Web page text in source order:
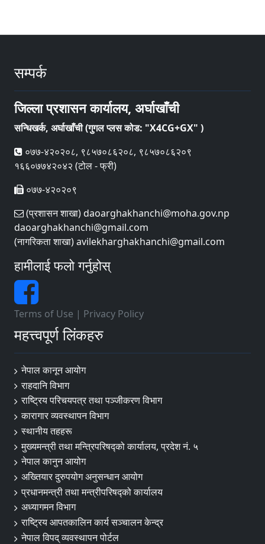
सम्पर्क
जिल्ला प्रशासन कार्यालय, अर्घाखाँची
सन्धिखर्क, अर्घाखाँची (गुगल प्लस कोड: "X4CG+GX" )
०७७-४२०२०८, ९८५७०८६२०८, ९८५७०८६२०९
१६६०७७४२०४२ (टोल - फ्री)
०७७-४२०२०९
(प्रशासन शाखा) daoarghakhanchi@moha.gov.np
daoarghakhanchi@gmail.com
(नागरिकता शाखा) avilekharghakhanchi@gmail.com
हामीलाई फलो गर्नुहोस्
Terms of Use | Privacy Policy
महत्त्वपूर्ण लिंकहरु
नेपाल कानून आयोग
राहदानि विभाग
राष्ट्रिय परिचयपत्र तथा पञ्जीकरण विभाग
कारागार व्यवस्थापन विभाग
स्थानीय तहहरू
मुख्यमन्त्री तथा मन्त्रिपरिषद्को कार्यालय, प्रदेश नं. ५
नेपाल कानुन आयोग
अख्तियार दुरुपयोग अनुसन्धान आयोग
प्रधानमन्त्री तथा मन्त्रीपरिषद्को कार्यालय
अध्यागमन विभाग
राष्ट्रिय आपतकालिन कार्य सञ्चालन केन्द्र
नेपाल विपद् व्यवस्थापन पोर्टल